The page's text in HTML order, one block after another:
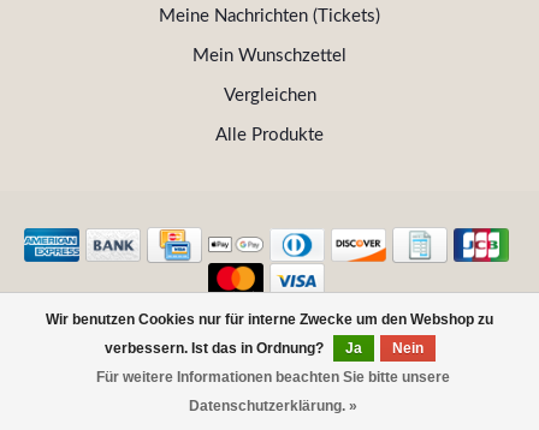
Wir benutzen Cookies nur für interne Zwecke um den Webshop zu
verbessern. Ist das in Ordnung?
Ja
Nein
Für weitere Informationen beachten Sie bitte unsere
Datenschutzerklärung. »
Meine Nachrichten (Tickets)
Mein Wunschzettel
Vergleichen
Alle Produkte
© Copyright 2026 WEINHERZ Kitzbühel - Die VINOTHEK in
FILTER